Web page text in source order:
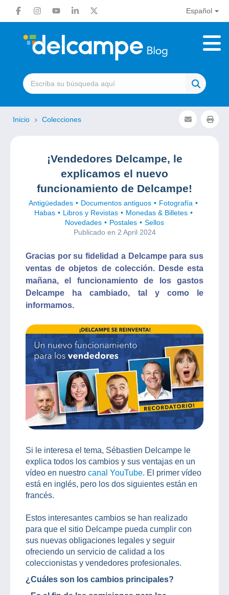
Español
Inicio Colecciones
¡Vendedores Delcampe, le
explicamos el nuevo
funcionamiento de Delcampe!
Antigüedades Documentos antiguos
Fotografía
Habas
Libros y Revistas
Monedas & Billetes
Novedades
Postales
Sellos
Publicado en 2 April 2024
Gracias por su fidelidad a Delcampe para sus
ventas de objetos de colección. Desde esta
mañana, el funcionamiento de los gastos
Delcampe ha cambiado, tal y como le
informamos.
Si le interesa el tema, Sébastien Delcampe le
explica todos los cambios y sus ventajas en un
vídeo en nuestro canal YouTube. El primer vídeo
está en inglés, pero los dos siguientes están en
francés.
Estos interesantes cambios se han realizado
para que el sitio Delcampe pueda cumplir con
sus nuevas obligaciones legales y seguir
ofreciendo un servicio de calidad a los
coleccionistas y vendedores profesionales.
¿Cuáles son los cambios principales?